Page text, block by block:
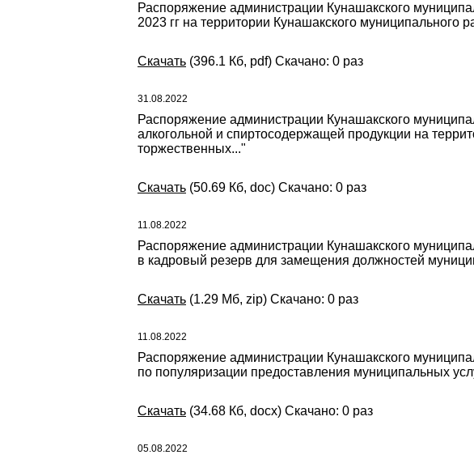
Распоряжение администрации Кунашакского
2023 гг на территории Кунашакского муниципального
Скачать (396.1 Кб, pdf) Скачано: 0 раз
31.08.2022
Распоряжение администрации Кунашакского
алкогольной и спиртосодержащей продукции на
торжественных..."
Скачать (50.69 Кб, doc) Скачано: 0 раз
11.08.2022
Распоряжение администрации Кунашакского
в кадровый резерв для замещения должностей
Скачать (1.29 Мб, zip) Скачано: 0 раз
11.08.2022
Распоряжение администрации Кунашакского
по популяризации предоставления муниципальных
Скачать (34.68 Кб, docx) Скачано: 0 раз
05.08.2022